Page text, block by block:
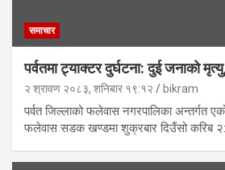
समाचार
पर्वतमा ट्याक्टर दुर्घटना: दुई जनाको
२ श्रावण २०८३, शनिबार १९:१२ bikram
पर्वत जिल्लाको फलेवास नगरपालिका अन्तर्गत
फलेवास सडक खण्डमा शुक्रबार दिउँसो करिब